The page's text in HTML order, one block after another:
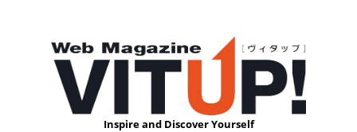
Inspire and Discover Yourself